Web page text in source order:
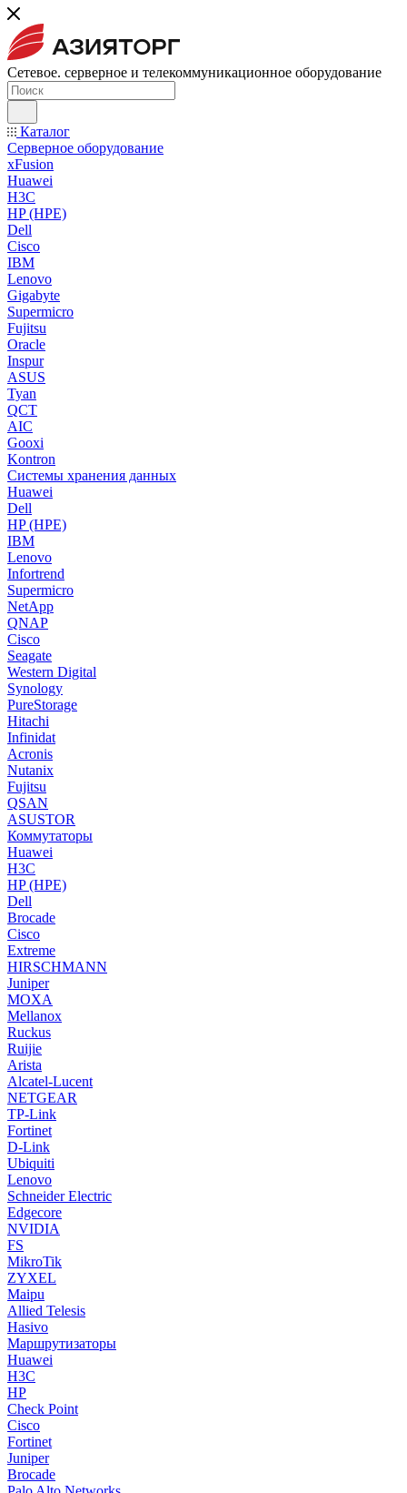
Сетевое. серверное и телекоммуникационное оборудование
Каталог
Серверное оборудование
xFusion
Huawei
H3C
HP (HPE)
Dell
Cisco
IBM
Lenovo
Gigabyte
Supermicro
Fujitsu
Oracle
Inspur
ASUS
Tyan
QCT
AIC
Gooxi
Kontron
Системы хранения данных
Huawei
Dell
HP (HPE)
IBM
Lenovo
Infortrend
Supermicro
NetApp
QNAP
Cisco
Seagate
Western Digital
Synology
PureStorage
Hitachi
Infinidat
Acronis
Nutanix
Fujitsu
QSAN
ASUSTOR
Коммутаторы
Huawei
H3C
HP (HPE)
Dell
Brocade
Cisco
Extreme
HIRSCHMANN
Juniper
MOXA
Mellanox
Ruckus
Ruijie
Arista
Alcatel-Lucent
NETGEAR
TP-Link
Fortinet
D-Link
Ubiquiti
Lenovo
Schneider Electric
Edgecore
NVIDIA
FS
MikroTik
ZYXEL
Maipu
Allied Telesis
Hasivo
Маршрутизаторы
Huawei
H3C
HP
Check Point
Cisco
Fortinet
Juniper
Brocade